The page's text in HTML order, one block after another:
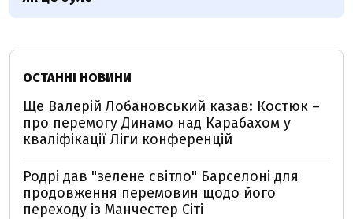
ОСТАННІ НОВИНИ
Ще Валерій Лобановський казав: Костюк –
про перемогу Динамо над Карабахом у
кваліфікації Ліги конференцій
Родрі дав "зелене світло" Барселоні для
продовження перемовин щодо його
переходу із Манчестер Сіті